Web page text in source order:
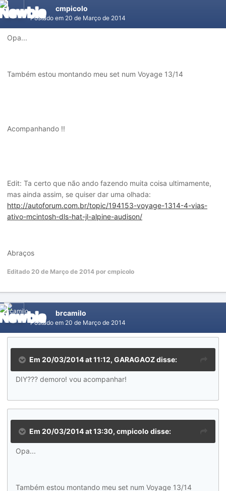
cmpicolo
Postado em 20 de Março de 2014
Opa...
Também estou montando meu set num Voyage 13/14
Acompanhando !!
Edit: Ta certo que não ando fazendo muita coisa ultimamente,
mas ainda assim, se quiser dar uma olhada:
http://autoforum.com.br/topic/194153-voyage-1314-4-vias-
ativo-mcintosh-dls-hat-jl-alpine-audison/
Abraços
Editado 20 de Março de 2014 por cmpicolo
brcamilo
Postado em 20 de Março de 2014
Em 20/03/2014 at 11:12, GARAGAOZ disse:
DIY??? demoro! vou acompanhar!
Em 20/03/2014 at 13:30, cmpicolo disse:
Opa...
Também estou montando meu set num Voyage 13/14